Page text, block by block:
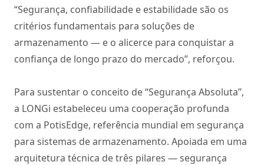
“Segurança, confiabilidade e estabilidade são os
critérios fundamentais para soluções de
armazenamento — e o alicerce para conquistar a
confiança de longo prazo do mercado”, reforçou.
Para sustentar o conceito de “Segurança Absoluta”,
a LONGi estabeleceu uma cooperação profunda
com a PotisEdge, referência mundial em segurança
para sistemas de armazenamento. Apoiada em uma
arquitetura técnica de três pilares — segurança